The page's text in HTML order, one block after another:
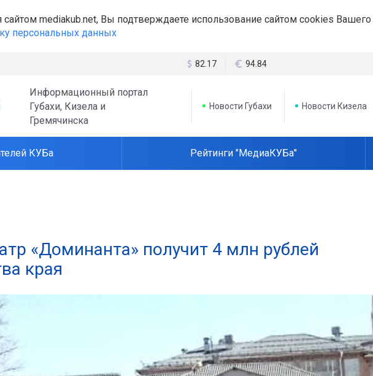
mediakub.net, Вы подтверждаете использование сайтом cookies Вашего
персональных данных
82.17 94.84
Информационный портал
Губахи, Кизела и
Гремячинска
Новости Губахи Новости Кизела
КУБа Рейтинги "МедиаКУБа"
«Доминанта» получит 4 млн рублей
края